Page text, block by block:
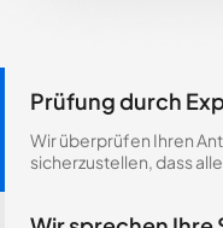
Prüfung durch
Wir überprüfen Ihren
sicherzustellen, dass